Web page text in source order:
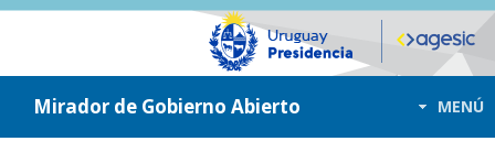
ir a contenido
ir al menú
Mirador de Gobierno Abierto MENÚ